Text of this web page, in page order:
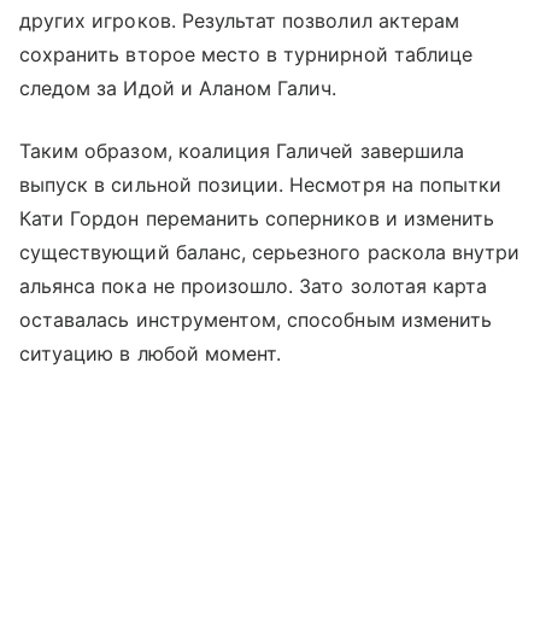
других игроков. Результат позволил актерам
сохранить второе место в турнирной таблице
следом за Идой и Аланом Галич.
Таким образом, коалиция Галичей завершила
выпуск в сильной позиции. Несмотря на попытки
Кати Гордон переманить соперников и изменить
существующий баланс, серьезного раскола внутри
альянса пока не произошло. Зато золотая карта
оставалась инструментом, способным изменить
ситуацию в любой момент.